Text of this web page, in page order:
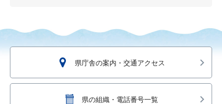
県庁舎の案内・交通アクセス
県の組織・電話番号一覧